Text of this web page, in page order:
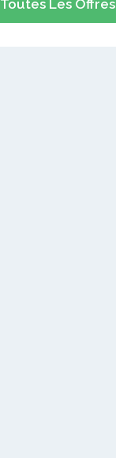
Toutes Les Offres